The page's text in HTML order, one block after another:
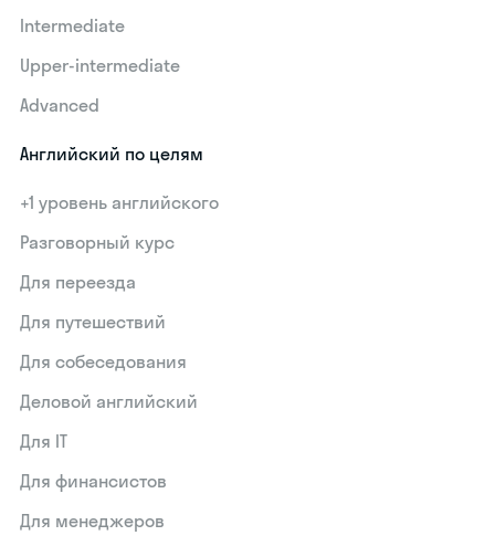
Intermediate
Upper-intermediate
Advanced
Английский по целям
+1 уровень английского
Разговорный курс
Для переезда
Для путешествий
Для собеседования
Деловой английский
Для IT
Для финансистов
Для менеджеров